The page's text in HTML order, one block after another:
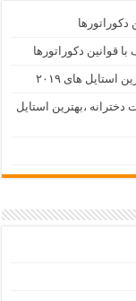
قوانین دکوراتورها
های ۲۰۱۹
،بهترین استایل